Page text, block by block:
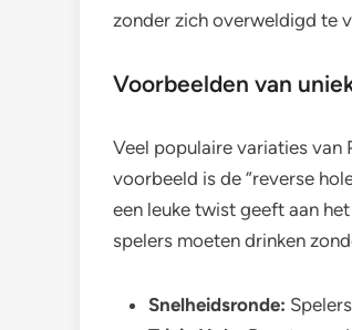
zonder zich overweldigd te
Voorbeelden van
Veel populaire variaties van
voorbeeld is de “reverse
een leuke twist geeft aan
spelers moeten drinken
Snelheidsronde: